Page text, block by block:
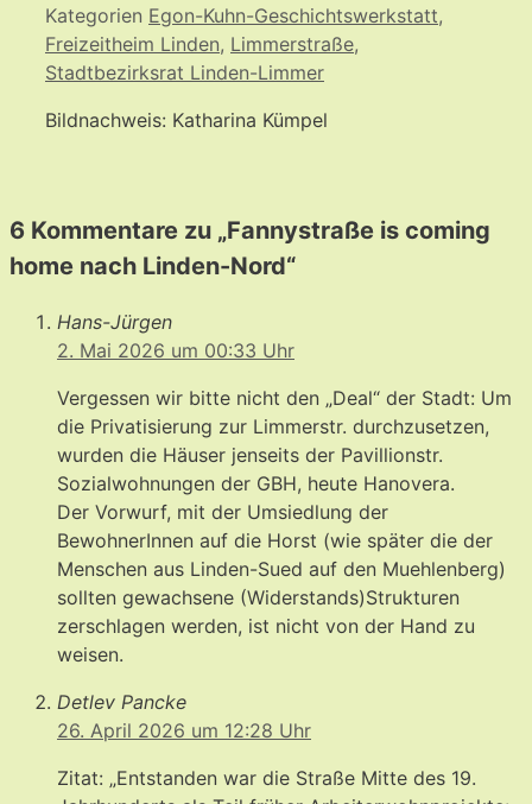
Kategorien Egon-Kuhn-Geschichtswerkstatt,
Freizeitheim Linden, Limmerstraße,
Stadtbezirksrat Linden-Limmer
Bildnachweis: Katharina Kümpel
6 Kommentare zu „Fannystraße is coming
home nach Linden-Nord“
Hans-Jürgen
2. Mai 2026 um 00:33 Uhr
Vergessen wir bitte nicht den „Deal“ der Stadt: Um
die Privatisierung zur Limmerstr. durchzusetzen,
wurden die Häuser jenseits der Pavillionstr.
Sozialwohnungen der GBH, heute Hanovera.
Der Vorwurf, mit der Umsiedlung der
BewohnerInnen auf die Horst (wie später die der
Menschen aus Linden-Sued auf den Muehlenberg)
sollten gewachsene (Widerstands)Strukturen
zerschlagen werden, ist nicht von der Hand zu
weisen.
Detlev Pancke
26. April 2026 um 12:28 Uhr
Zitat: „Entstanden war die Straße Mitte des 19.